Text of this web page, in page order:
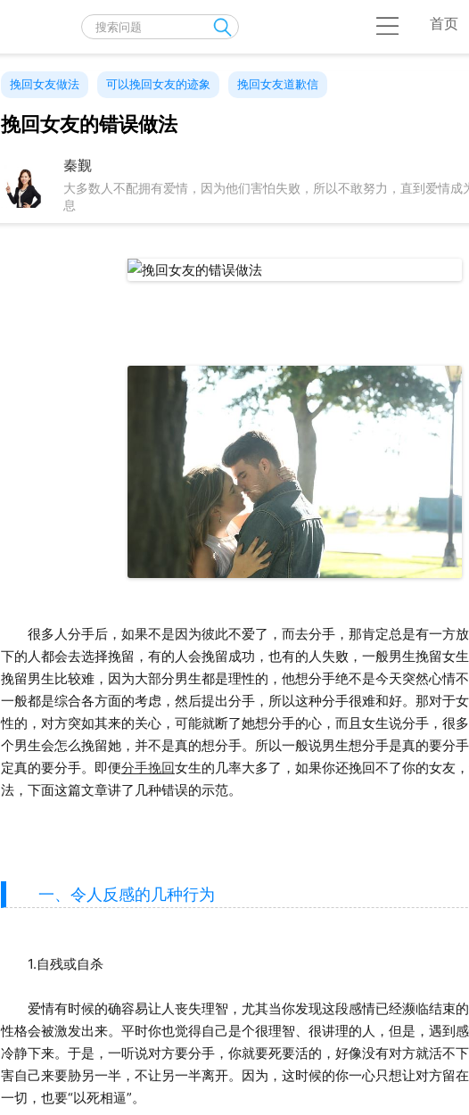
首页
挽回女友做法 可以挽回女友的迹象 挽回女友道歉信
挽回女友的错误做法
秦觐
大多数人不配拥有爱情，因为他们害怕失败，所以不敢努力，直到爱情成
息
很多人分手后，如果不是因为彼此不爱了，而去分手，那肯定总是有一方
下的人都会去选择挽留，有的人会挽留成功，也有的人失败，一般男生挽留女
挽留男生比较难，因为大部分男生都是理性的，他想分手绝不是今天突然心情
一般都是综合各方面的考虑，然后提出分手，所以这种分手很难和好。那对于
性的，对方突如其来的关心，可能就断了她想分手的心，而且女生说分手，很
个男生会怎么挽留她，并不是真的想分手。所以一般说男生想分手是真的要分
定真的要分手。即便分手挽回女生的几率大多了，如果你还挽回不了你的女友
法，下面这篇文章讲了几种错误的示范。
一、令人反感的几种行为
1.自残或自杀
爱情有时候的确容易让人丧失理智，尤其当你发现这段感情已经濒临结束
性格会被激发出来。平时你也觉得自己是个很理智、很讲理的人，但是，遇到
冷静下来。于是，一听说对方要分手，你就要死要活的，好像没有对方就活不
害自己来要胁另一半，不让另一半离开。因为，这时候的你一心只想让对方留
一切，也要“以死相逼”。